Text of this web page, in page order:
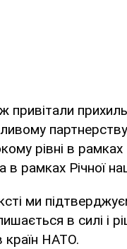
рівні в
в рамках Річної
ми
в силі і
країн НАТО.